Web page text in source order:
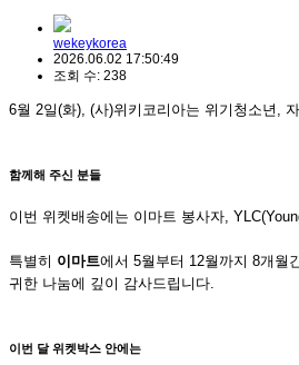
wekeykorea
2026.06.02 17:50:49
조회 수: 238
6월 2일(화), (사)위키코리아는 위기청소년,
함께해 주신 분들
이번 위켓배송에는 이마트 봉사자,
특별히 이마트에서 5월부터 12월까지 8개월
귀한 나눔에 깊이 감사드립니다.
이번 달 위켓박스 안에는